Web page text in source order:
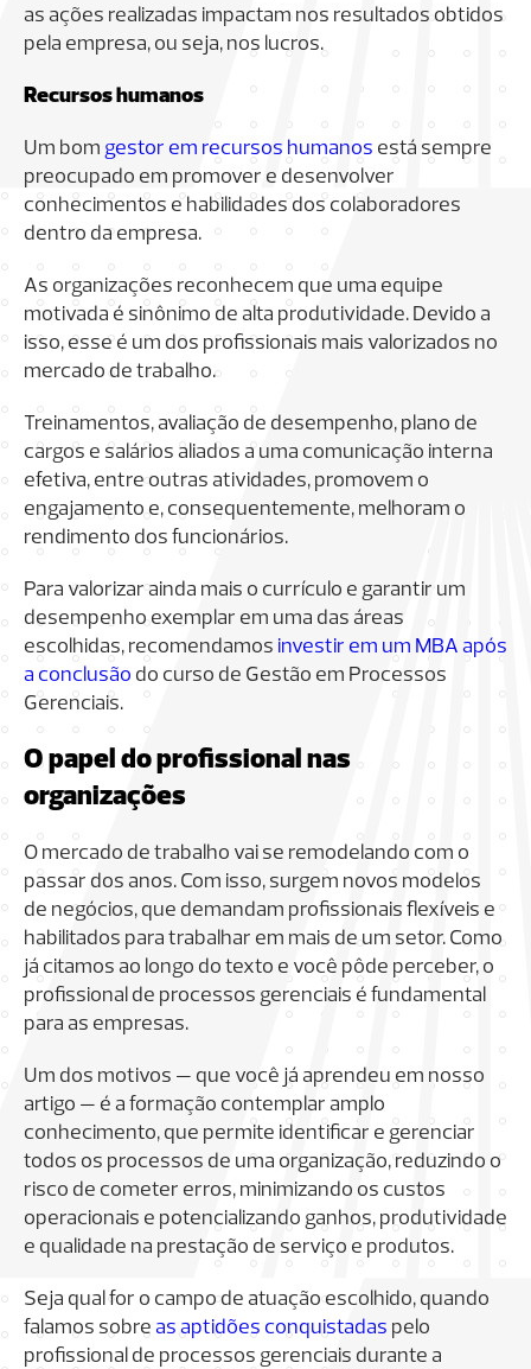
as ações realizadas impactam nos resultados obtidos
pela empresa, ou seja, nos lucros.
Recursos humanos
Um bom gestor em recursos humanos está sempre
preocupado em promover e desenvolver
conhecimentos e habilidades dos colaboradores
dentro da empresa.
As organizações reconhecem que uma equipe
motivada é sinônimo de alta produtividade. Devido a
isso, esse é um dos profissionais mais valorizados no
mercado de trabalho.
Treinamentos, avaliação de desempenho, plano de
cargos e salários aliados a uma comunicação interna
efetiva, entre outras atividades, promovem o
engajamento e, consequentemente, melhoram o
rendimento dos funcionários.
Para valorizar ainda mais o currículo e garantir um
desempenho exemplar em uma das áreas
escolhidas, recomendamos investir em um MBA após
a conclusão do curso de Gestão em Processos
Gerenciais.
O papel do profissional nas
organizações
O mercado de trabalho vai se remodelando com o
passar dos anos. Com isso, surgem novos modelos
de negócios, que demandam profissionais flexíveis e
habilitados para trabalhar em mais de um setor. Como
já citamos ao longo do texto e você pôde perceber, o
profissional de processos gerenciais é fundamental
para as empresas.
Um dos motivos — que você já aprendeu em nosso
artigo — é a formação contemplar amplo
conhecimento, que permite identificar e gerenciar
todos os processos de uma organização, reduzindo o
risco de cometer erros, minimizando os custos
operacionais e potencializando ganhos, produtividade
e qualidade na prestação de serviço e produtos.
Seja qual for o campo de atuação escolhido, quando
falamos sobre as aptidões conquistadas pelo
profissional de processos gerenciais durante a